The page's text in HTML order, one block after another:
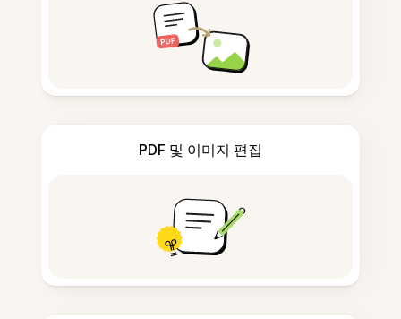
PDF 및 이미지 편집